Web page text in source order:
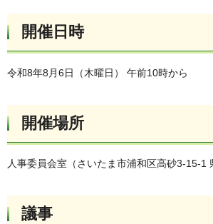
開催日時
令和8年8月6日（木曜日） 午前10時から
開催場所
人事委員会室（さいたま市浦和区高砂3-15-1
議事